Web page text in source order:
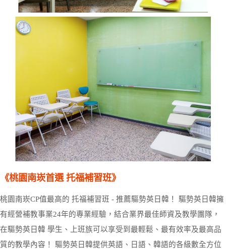
《桃園南崁首選 托福補習班》
桃園南崁CP值最高的 托福補習班 - 推薦驅勢英日韓！ 驅勢英日韓擁
有經營補教事業24年的專業經驗，結合業界最佳師資及教學團隊，
在驅勢英日韓 學生、上班族可以享受到最輕鬆、最有效率及最高品
質的教學內容！ 驅勢英日韓提供英語、日語、韓語的各級數全方位